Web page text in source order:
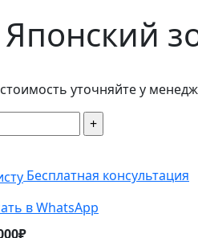
Японский
уточняйте у
Бесплатная консультация
в WhatsApp